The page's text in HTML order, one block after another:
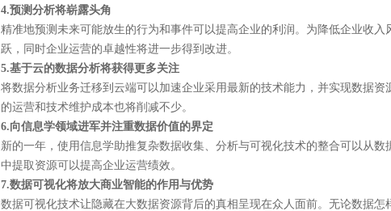
4.预测分析将崭露头角
精准地预测未来可能放生的行为和事件可以提高企业的利润。为降低企业收
跃，同时企业运营的卓越性将进一步得到改进。
5.基于云的数据分析将获得更多关注
将数据分析业务迁移到云端可以加速企业采用最新的技术能力，并实现数据
的运营和技术维护成本也将削减不少。
6.向信息学领域进军并注重数据价值的界定
新的一年，使用信息学助推复杂数据收集、分析与可视化技术的整合可以从
中提取资源可以提高企业运营绩效。
7.数据可视化将放大商业智能的作用与优势
数据可视化技术让隐藏在大数据资源背后的真相呈现在众人面前。无论数据